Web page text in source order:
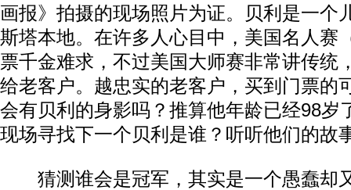
画报》拍摄的现场照片为证。贝利是一个
斯塔本地。在许多人心目中，美国名人赛
票千金难求，不过美国大师赛非常讲传统
给老客户。越忠实的老客户，买到门票的
会有贝利的身影吗？推算他年龄已经98岁
现场寻找下一个贝利是谁？听听他们的故
猜测谁会是冠军，其实是一个愚蠢却